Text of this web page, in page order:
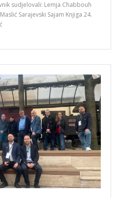
sudjelovali: Lemja Chabbouh
Sarajevski Sajam Knjiga 24.